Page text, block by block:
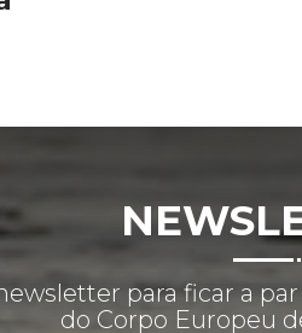
para ficar a
do Corpo Europeu